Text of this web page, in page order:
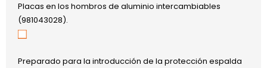
Placas en los hombros de aluminio intercambiables
(981043028).
Preparado para la introducción de la protección espalda